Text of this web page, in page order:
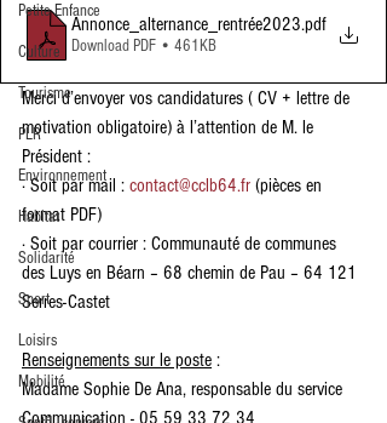
Petite Enfance
Culture
Tourisme
PLR
Environnement
Habitat
Solidarité
Sport
Loisirs
Mobilité
Annonce_alternance_rentrée2023.pdf
Download PDF • 461KB
Merci d’envoyer vos candidatures ( CV + lettre de
motivation obligatoire) à l’attention de M. le
Président :
· Soit par mail : contact@cclb64.fr (pièces en
format PDF)
· Soit par courrier : Communauté de communes
des Luys en Béarn – 68 chemin de Pau – 64 121
Serres-Castet
Renseignements sur le poste :
Madame Sophie De Ana, responsable du service
Communication - 05 59 33 72 34